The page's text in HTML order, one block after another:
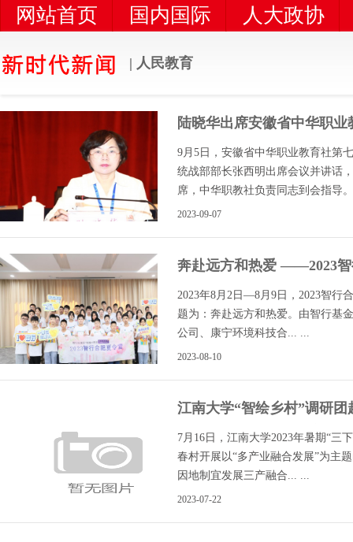
网站首页 国内国际
人大政协
| 人民教育
陆晓华出席安徽省中华职
9月5日，安徽省中华职业教育社第
统战部部长张西明出席会议并讲话
席，中华职教社负责同志到会指导
2023-09-07
奔赴远方和热爱 ——2023
2023年8月2日—8月9日，2023智行
题为：奔赴远方和热爱。由智行基
公司、康宁环境科技合... ...
2023-08-10
江南大学“智绘乡村”调研
展“三下乡” 暑期社会实践
7月16日，江南大学2023年暑期“三
春村开展以“多产业融合发展”为主
因地制宜发展三产融合... ...
2023-07-22